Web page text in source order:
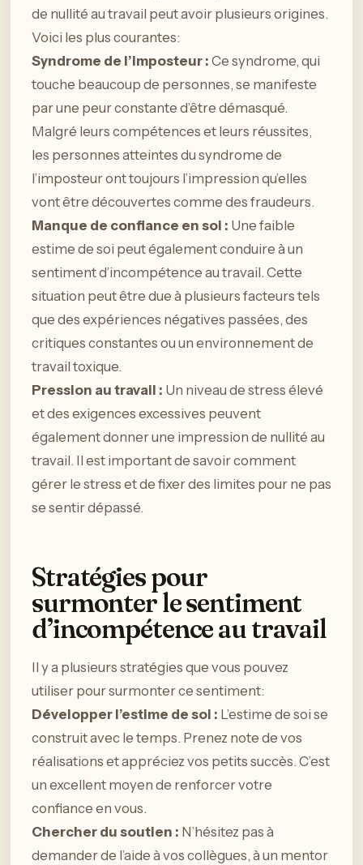
de nullité au travail peut avoir plusieurs origines.
Voici les plus courantes:
Syndrome de l’imposteur : Ce syndrome, qui
touche beaucoup de personnes, se manifeste
par une peur constante d’être démasqué.
Malgré leurs compétences et leurs réussites,
les personnes atteintes du syndrome de
l’imposteur ont toujours l’impression qu’elles
vont être découvertes comme des fraudeurs.
Manque de confiance en soi : Une faible
estime de soi peut également conduire à un
sentiment d’incompétence au travail. Cette
situation peut être due à plusieurs facteurs tels
que des expériences négatives passées, des
critiques constantes ou un environnement de
travail toxique.
Pression au travail : Un niveau de stress élevé
et des exigences excessives peuvent
également donner une impression de nullité au
travail. Il est important de savoir comment
gérer le stress et de fixer des limites pour ne pas
se sentir dépassé.
Stratégies pour
surmonter le sentiment
d’incompétence au travail
Il y a plusieurs stratégies que vous pouvez
utiliser pour surmonter ce sentiment:
Développer l’estime de soi : L’estime de soi se
construit avec le temps. Prenez note de vos
réalisations et appréciez vos petits succès. C’est
un excellent moyen de renforcer votre
confiance en vous.
Chercher du soutien : N’hésitez pas à
demander de l’aide à vos collègues, à un mentor